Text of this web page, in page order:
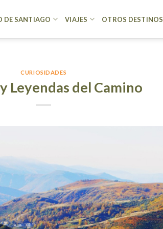
DE SANTIAGO VIAJES OTROS DESTINOS
CURIOSIDADES
Leyendas del Camino